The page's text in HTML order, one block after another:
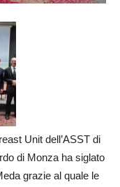
Unit dell’ASST di
di Monza ha siglato
grazie al quale le